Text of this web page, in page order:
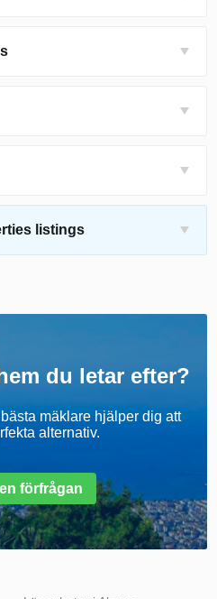
listings
du letar efter?
mäklare hjälper dig att
alternativ.
förfrågan